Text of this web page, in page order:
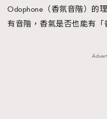
Odophone（香氛音階）的
有音階，香氣是否也能有「